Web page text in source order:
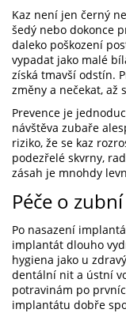
Kaz není jen černý
šedý nebo dokonce
daleko poškození
vypadat jako malé
získá tmavší odstín.
změny a nečekat, až
Prevence je
návštěva zubaře
riziko, že se kaz
podezřelé skvrny,
zásah je mnohdy
Péče o
Po nasazení
implantát dlouho
hygiena jako u
dentální nit a ústní
potravinám po
implantátu dobře